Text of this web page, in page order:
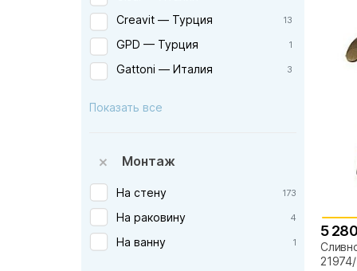
Creavit — Турция 13
GPD — Турция 1
Gattoni — Италия 3
Kerasan — Италия
Keuco — Германия 5
Kludi — Германия 10
Migliore — Италия
Показать все
Монтаж
На стену 173
На раковину 4
На ванну 1
5
21974/